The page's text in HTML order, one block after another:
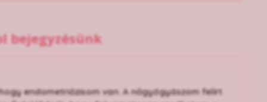
bejegyzésünk
endometriózisom van. A nőgyógyászom felírt